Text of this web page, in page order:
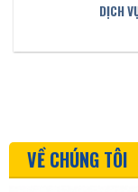
DỊCH
VỀ CHÚNG TÔI